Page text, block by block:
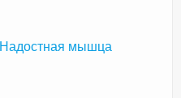
Надостная мышца